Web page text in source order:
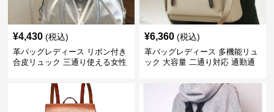
¥4,430 (税込)
革バッグレディース リボン付き
合皮リュック 三通り使える女性
¥6,360 (税込)
革バッグレディース 多機能リュ
ック 大容量 二通り対応 通勤通